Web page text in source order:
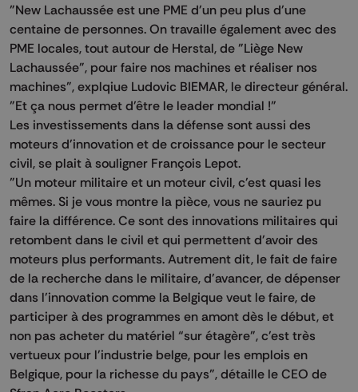
"New Lachaussée est une PME d'un peu plus d'une
centaine de personnes. On travaille également avec des
PME locales, tout autour de Herstal, de "Liège New
Lachaussée", pour faire nos machines et réaliser nos
machines", explqiue Ludovic BIEMAR, le directeur général.
"Et ça nous permet d'être le leader mondial !"
Les investissements dans la défense sont aussi des
moteurs d'innovation et de croissance pour le secteur
civil, se plait à souligner François Lepot.
"Un moteur militaire et un moteur civil, c'est quasi les
mêmes. Si je vous montre la pièce, vous ne sauriez pu
faire la différence. Ce sont des innovations militaires qui
retombent dans le civil et qui permettent d'avoir des
moteurs plus performants. Autrement dit, le fait de faire
de la recherche dans le militaire, d'avancer, de dépenser
dans l'innovation comme la Belgique veut le faire, de
participer à des programmes en amont dès le début, et
non pas acheter du matériel “sur étagère”, c'est très
vertueux pour l'industrie belge, pour les emplois en
Belgique, pour la richesse du pays", détaille le CEO de